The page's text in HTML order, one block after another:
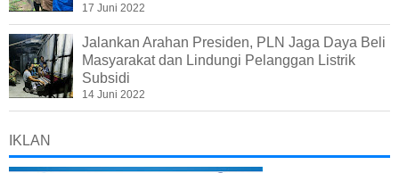
17 Juni 2022
Jalankan Arahan Presiden, PLN Jaga Daya Beli
Masyarakat dan Lindungi Pelanggan Listrik
Subsidi
14 Juni 2022
IKLAN